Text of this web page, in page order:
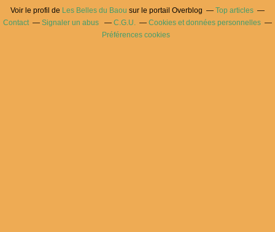
Voir le profil de Les Belles du Baou sur le portail Overblog
Top articles
Contact
Signaler un abus C.G.U.
Cookies et données personnelles
Préférences cookies